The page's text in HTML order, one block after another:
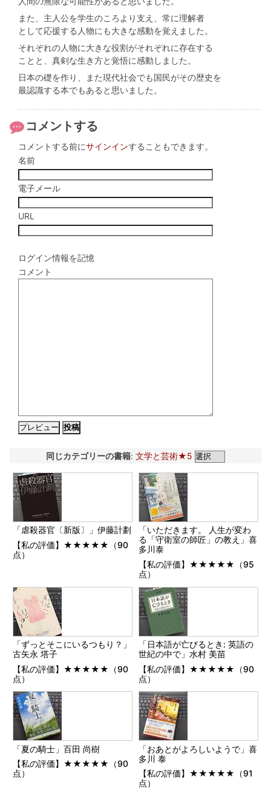
また、主人公を学生のころより支え、常に理解者
として応援する人物にも大きな感動を覚えました。
それぞれの人物に大きな役割がそれぞれに存在する
ことと、真剣な生き方と覚悟に感動しました。
日本の礎を作り、また現代社会でも国民がその歴史を
最認識する本でもあると思いました。
コメントする
コメントする前にサインインすることもできます。
名前
電子メール
URL
ログイン情報を記憶
コメント
同じカテゴリーの書籍: 文学と芸術★5
「虐殺器官〔新版〕」伊藤計劃
【私の評価】★★★★★（90
点）
「いただきます。 人生が変わ
る「守衛室の師匠」の教え」喜
多川泰
【私の評価】★★★★★（95
点）
「ずっとそこにいるつもり？」
古矢永 塔子
【私の評価】★★★★★（90
点）
「日本語が亡びるとき: 英語の
世紀の中で」水村 美苗
【私の評価】★★★★★（90
点）
「夏の騎士」百田 尚樹
【私の評価】★★★★★（90
点）
「おあとがよろしいようで」喜
多川 泰
【私の評価】★★★★★（91
点）